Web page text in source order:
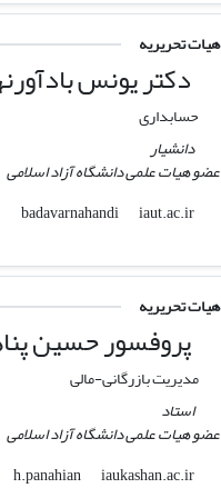
هیات تحریریه
دکتر یونس
حسابداری
دانشیار
عضو هیات علمی دانشگاه آزاد اسلامی
badavarnahandi
iaut.ac.ir
هیات تحریریه
پروفسور حسین
مدیریت بازرگانی-مالی
استاد
عضو هیات علمی دانشگاه آزاد اسلامی
h.panahian
iaukashan.ac.ir